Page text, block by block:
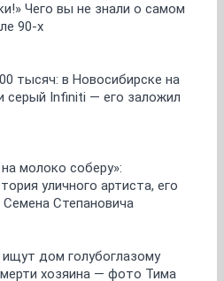
Чего вы не знали о самом
90-х
тысяч: в Новосибирске на
серый Infiniti — его заложил
молоко соберу»:
уличного артиста, его
Степановича
дом голубоглазому
хозяина — фото Тима